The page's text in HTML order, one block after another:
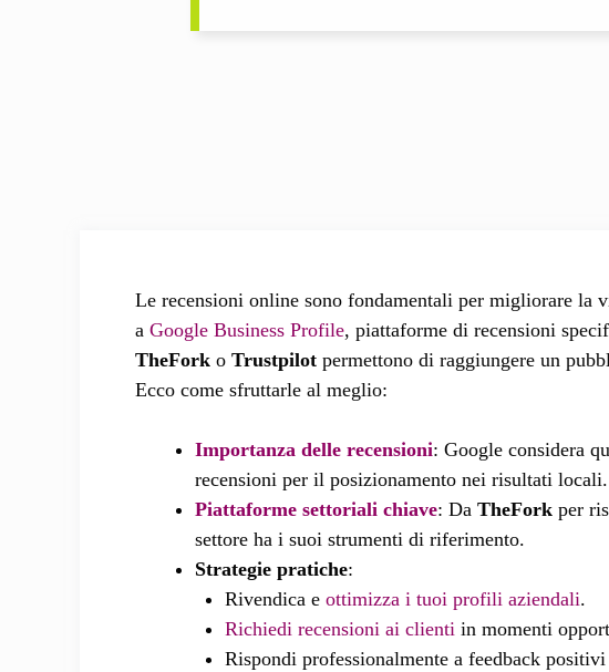
Le recensioni online sono fondamentali per migliorare
a Google Business Profile, piattaforme di recensioni
TheFork o Trustpilot permettono di raggiungere un
Ecco come sfruttarle al meglio:
Importanza delle recensioni: Google considera
recensioni per il posizionamento nei risultati locali.
Piattaforme settoriali chiave: Da TheFork per
settore ha i suoi strumenti di riferimento.
Strategie pratiche:
Rivendica e ottimizza i tuoi profili aziendali.
Richiedi recensioni ai clienti in momenti
Rispondi professionalmente a feedback